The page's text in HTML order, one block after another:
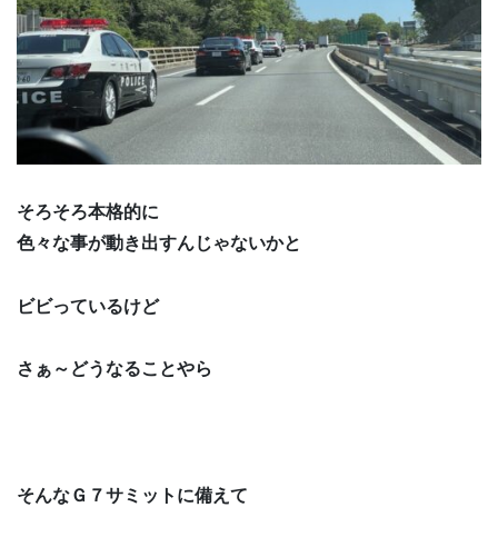
そろそろ本格的に
色々な事が動き出すんじゃないかと
ビビっているけど
さぁ～どうなることやら
そんなＧ７サミットに備えて